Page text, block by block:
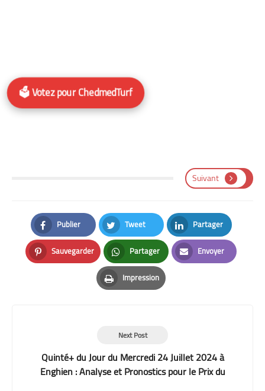
Suivant
Publier
Facebook
Tweet
Twitter
Partager
LinkedIn
Sauvegarder
Pinterest
Partager
Whatsapp
Envoyer
Email
Impression
Print
Next Post
Quinté+ du Jour du Mercredi 24 Juillet 2024 à
Enghien : Analyse et Pronostics pour le Prix du
🗳️ Votez pour ChedmedTurf